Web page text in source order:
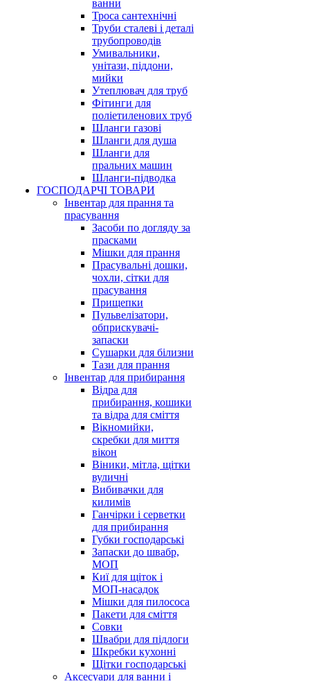
ванни
Троса сантехнічні
Труби сталеві і деталі
трубопроводів
Умивальники,
унітази, піддони,
мийки
Утеплювач для труб
Фітинги для
поліетиленових труб
Шланги газові
Шланги для душа
Шланги для
пральних машин
Шланги-підводка
ГОСПОДАРЧІ ТОВАРИ
Інвентар для прання та
прасування
Засоби по догляду за
прасками
Мішки для прання
Прасувальні дошки,
чохли, сітки для
прасування
Прищепки
Пульвелізатори,
обприскувачі-
запаски
Сушарки для білизни
Тази для прання
Інвентар для прибирання
Відра для
прибирання, кошики
та відра для сміття
Вікномийки,
скребки для миття
вікон
Віники, мітла, щітки
вуличні
Вибивачки для
килимів
Ганчірки і серветки
для прибирання
Губки господарські
Запаски до швабр,
МОП
Киї для щіток і
МОП-насадок
Мішки для пилососа
Пакети для сміття
Совки
Швабри для підлоги
Шкребки кухонні
Щітки господарські
Аксесуари для ванни і